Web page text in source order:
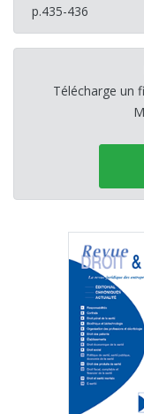
p.435-436
Télécharge un